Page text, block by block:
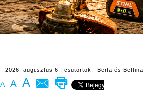
2026. augusztus 6., csütörtök, Berta és Bettina
A A A